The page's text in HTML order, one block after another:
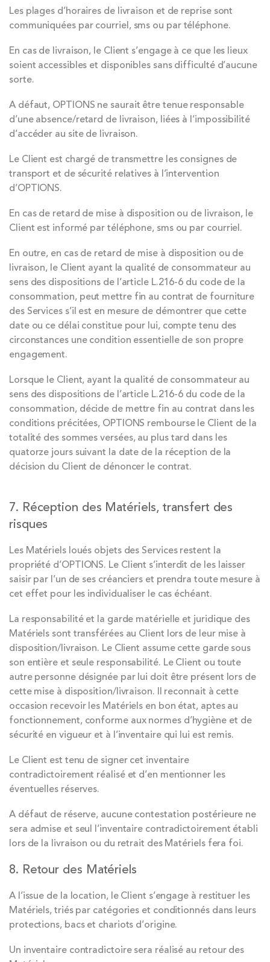
Les plages d’horaires de livraison et de reprise sont
communiquées par courriel, sms ou par téléphone.
En cas de livraison, le Client s’engage à ce que les lieux
soient accessibles et disponibles sans difficulté d’aucune
sorte.
A défaut, OPTIONS ne saurait être tenue responsable
d’une absence/retard de livraison, liées à l’impossibilité
d’accéder au site de livraison.
Le Client est chargé de transmettre les consignes de
transport et de sécurité relatives à l’intervention
d’OPTIONS.
En cas de retard de mise à disposition ou de livraison, le
Client est informé par téléphone, sms ou par courriel.
En outre, en cas de retard de mise à disposition ou de
livraison, le Client ayant la qualité de consommateur au
sens des dispositions de l’article L.216-6 du code de la
consommation, peut mettre fin au contrat de fourniture
des Services s’il est en mesure de démontrer que cette
date ou ce délai constitue pour lui, compte tenu des
circonstances une condition essentielle de son propre
engagement.
Lorsque le Client, ayant la qualité de consommateur au
sens des dispositions de l’article L.216-6 du code de la
consommation, décide de mettre fin au contrat dans les
conditions précitées, OPTIONS rembourse le Client de la
totalité des sommes versées, au plus tard dans les
quatorze jours suivant la date de la réception de la
décision du Client de dénoncer le contrat.
7. Réception des Matériels, transfert des
risques
Les Matériels loués objets des Services restent la
propriété d’OPTIONS. Le Client s’interdit de les laisser
saisir par l’un de ses créanciers et prendra toute mesure à
cet effet pour les individualiser le cas échéant.
La responsabilité et la garde matérielle et juridique des
Matériels sont transférées au Client lors de leur mise à
disposition/livraison. Le Client assume cette garde sous
son entière et seule responsabilité. Le Client ou toute
autre personne désignée par lui doit être présent lors de
cette mise à disposition/livraison. Il reconnait à cette
occasion recevoir les Matériels en bon état, aptes au
fonctionnement, conforme aux normes d’hygiène et de
sécurité en vigueur et à l’inventaire qui lui est remis.
Le Client est tenu de signer cet inventaire
contradictoirement réalisé et d’en mentionner les
éventuelles réserves.
A défaut de réserve, aucune contestation postérieure ne
sera admise et seul l’inventaire contradictoirement établi
lors de la livraison ou du retrait des Matériels fera foi.
8. Retour des Matériels
A l’issue de la location, le Client s’engage à restituer les
Matériels, triés par catégories et conditionnés dans leurs
protections, bacs et chariots d’origine.
Un inventaire contradictoire sera réalisé au retour des